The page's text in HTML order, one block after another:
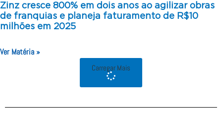
Zinz cresce 800% em dois anos ao agilizar obras
de franquias e planeja faturamento de R$10
milhões em 2025
Ver Matéria »
Carregar Mais